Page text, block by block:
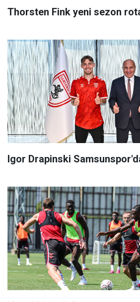
Thorsten Fink yeni sezon
Igor Drapinski